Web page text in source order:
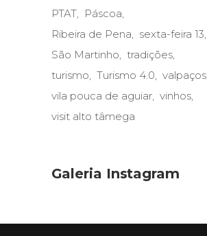
PTAT
Páscoa
Ribeira de Pena
sexta-feira 13
São Martinho
tradições
turismo
Turismo 4.0
valpaços
vila pouca de aguiar
vinhos
visit alto tâmega
Galeria Instagram